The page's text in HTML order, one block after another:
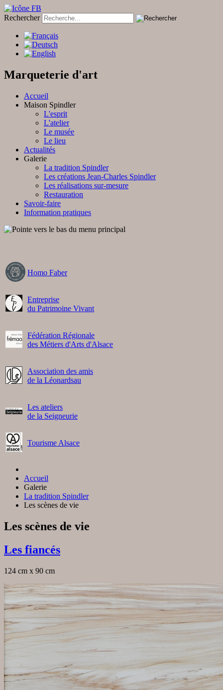
Rechercher
Marqueterie d'art
Accueil
Maison Spindler
L'esprit
L'atelier
Le musée
Le lieu
Actualités
Galerie
La tradition Spindler
Les créations Jean-Charles Spindler
Les réalisations sur-mesure
Restauration
Savoir-faire
Information pratiques
Homo Faber
Entreprise
du Patrimoine Vivant
Fédération Régionale
des Métiers d'Arts d'Alsace
Association des amis
de la Léonardsau
Les ateliers
de la Seigneurie
Tourisme Alsace
Accueil
Galerie
La tradition Spindler
Les scènes de vie
Les scènes de vie
Les fiancés
124 cm x 90 cm